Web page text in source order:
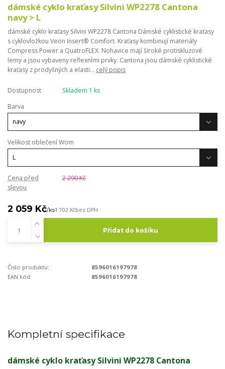
dámské cyklo kraťasy Silvini WP2278 Cantona
navy > L
dámské cyklo kraťasy Silvini WP2278 Cantona Dámské cyklistické kraťasy
s cyklovložkou Veon Insert® Comfort. Kraťasy kombinují materiály
Compress Power a QuatroFLEX. Nohavice mají široké protiskluzové
lemy a jsou vybaveny reflexními prvky. Cantona jsou dámské cyklistické
kraťasy z prodyšných a elasti... celý popis
Dostupnost
Skladem 1 ks
Barva
Velikost oblečení Wom
Cena před
slevou
2 290 Kč
2 059 Kč/ks1 702 Kčbez DPH
Přidat do košíku
Číslo produktu:
8596016197978
EAN kód:
8596016197978
Kompletní specifikace
dámské cyklo kraťasy Silvini WP2278 Cantona